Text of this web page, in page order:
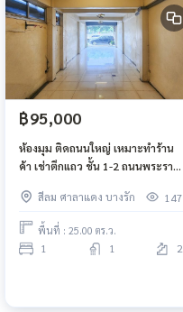
฿95,000
ห้องมุม ติดถนนใหญ่ เหมาะทำร้าน
ค้า เช่าตึกแถว ชั้น 1-2 ถนนพระราม
สีลม ศาลาแดง บางรัก
147
พื้นที่ : 25.00 ตร.ว.
1 1 2